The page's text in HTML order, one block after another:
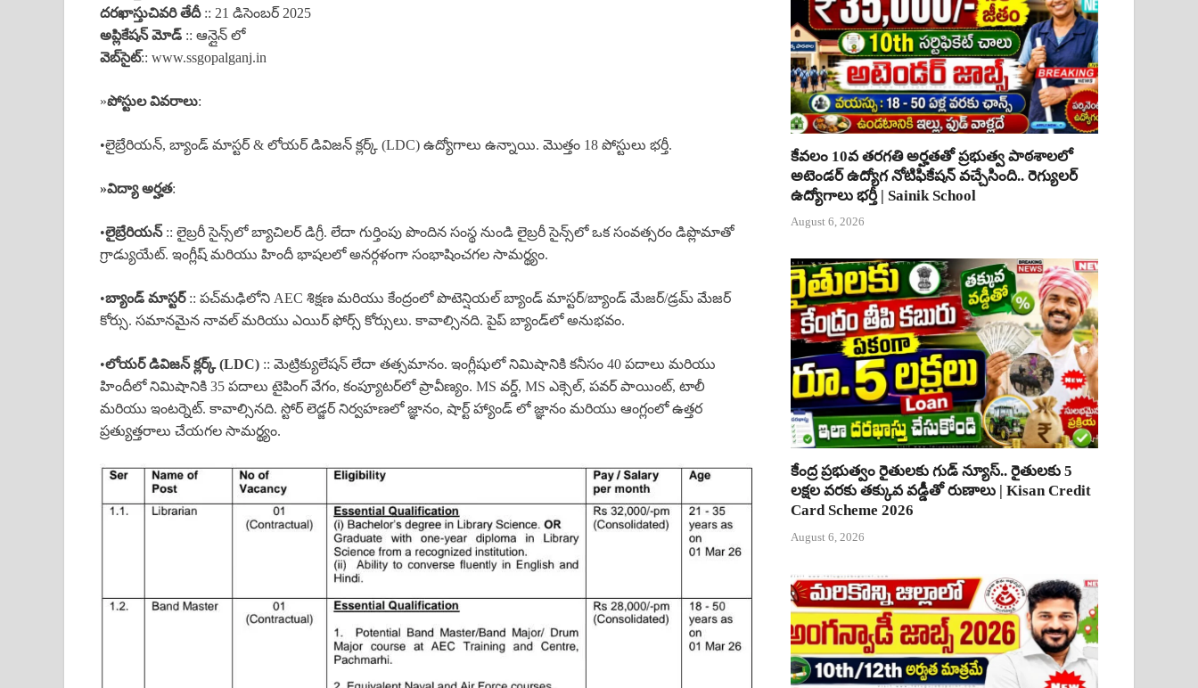
దరఖాస్తుచివరి తేదీ :: 21 డిసెంబర్ 2025
అప్లికేషన్ మోడ్ :: ఆన్లైన్ లో
వెబ్‌సైట్:: www.ssgopalganj.in
»పోస్టుల వివరాలు:
•లైబ్రేరియన్, బ్యాండ్ మాస్టర్ & లోయర్ డివిజన్ క్లర్క్ (LDC) ఉద్యోగాలు ఉన్నాయి. మొత్తం 18 పోస్టులు భర్తీ.
»విద్యా అర్హత:
•లైబ్రేరియన్:: లైబ్రరీ సైన్స్‌లో బ్యాచిలర్ డిగ్రీ. లేదా గుర్తింపు పొందిన సంస్థ నుండి లైబ్రరీ సైన్స్‌లో ఒక సంవత్సరం డిప్లొమాతో
గ్రాడ్యుయేట్. ఇంగ్లీష్ మరియు హిందీ భాషలలో అనర్గళంగా సంభాషించగల సామర్థ్యం.
•బ్యాండ్ మాస్టర్:: పచ్‌మఢిలోని AEC శిక్షణ మరియు కేంద్రంలో పొటెన్షియల్ బ్యాండ్ మాస్టర్/బ్యాండ్ మేజర్/డ్రమ్ మేజర్
కోర్సు. సమానమైన నావల్ మరియు ఎయిర్ ఫోర్స్ కోర్సులు. కావాల్సినది. పైప్ బ్యాండ్‌లో అనుభవం.
•లోయర్ డివిజన్ క్లర్క్ (LDC) :: మెట్రిక్యులేషన్ లేదా తత్సమానం. ఇంగ్లీషులో నిమిషానికి కనీసం 40 పదాలు మరియు
హిందీలో నిమిషానికి 35 పదాలు టైపింగ్ వేగం, కంప్యూటర్‌లో ప్రావీణ్యం. MS వర్డ్, MS ఎక్సెల్, పవర్ పాయింట్, టాలీ
మరియు ఇంటర్నెట్. కావాల్సినది. స్టోర్ లెడ్జర్ నిర్వహణలో జ్ఞానం, షార్ట్ హ్యాండ్ లో జ్ఞానం మరియు ఆంగ్లంలో ఉత్తర
ప్రత్యుత్తరాలు చేయగల సామర్థ్యం.
కేవలం 10వ తరగతి అర్హతతో ప్రభుత్వ పాఠశాలలో
అటెండర్ ఉద్యోగ నోటిఫికేషన్ వచ్చేసింది.. రెగ్యులర్
ఉద్యోగాలు భర్తీ | Sainik School
August 6, 2026
కేంద్ర ప్రభుత్వం రైతులకు గుడ్ న్యూస్.. రైతులకు 5
లక్షల వరకు తక్కువ వడ్డీతో రుణాలు | Kisan Credit
Card Scheme 2026
August 6, 2026